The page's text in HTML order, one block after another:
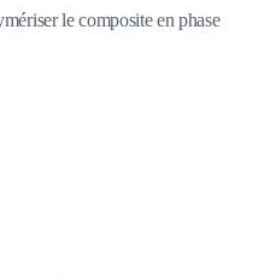
le composite en phase